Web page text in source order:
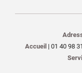
Accueil | 01 40 98